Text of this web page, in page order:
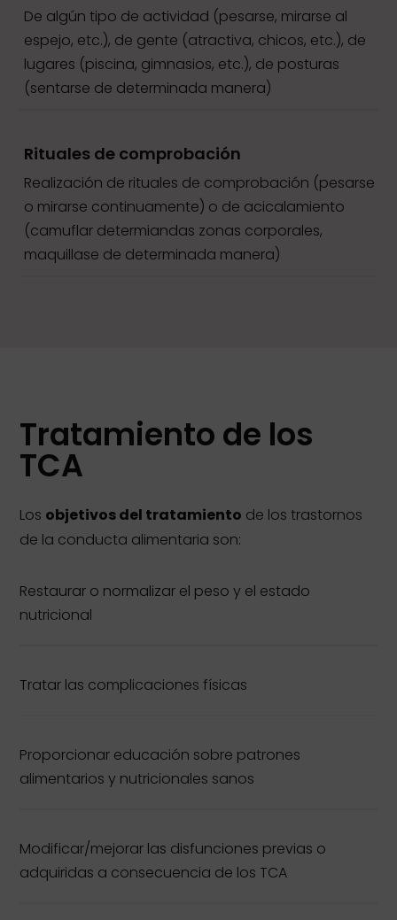
De algún tipo de actividad (pesarse, mirarse al
espejo, etc.), de gente (atractiva, chicos, etc.), de
lugares (piscina, gimnasios, etc.), de posturas
(sentarse de determinada manera)
Rituales de comprobación
Realización de rituales de comprobación (pesarse
o mirarse continuamente) o de acicalamiento
(camuflar determiandas zonas corporales,
maquillase de determinada manera)
Tratamiento de los
TCA
Los objetivos del tratamiento de los trastornos
de la conducta alimentaria son:
Restaurar o normalizar el peso y el estado
nutricional
Tratar las complicaciones físicas
Proporcionar educación sobre patrones
alimentarios y nutricionales sanos
Modificar/mejorar las disfunciones previas o
adquiridas a consecuencia de los TCA